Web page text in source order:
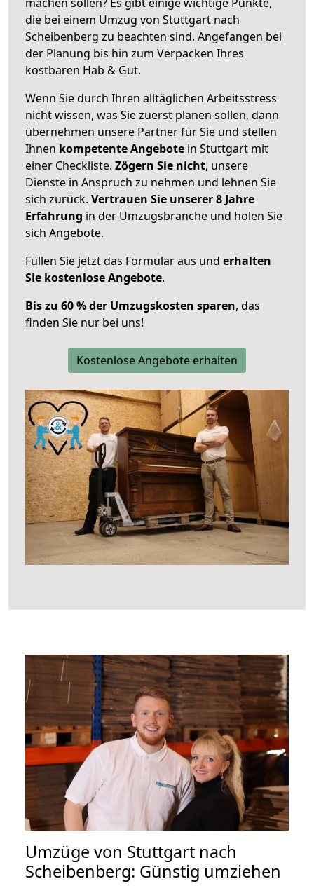
die bei einem Umzug von Stuttgart nach
Scheibenberg zu beachten sind. Angefangen bei
der Planung bis hin zum Verpacken Ihres
kostbaren Hab & Gut.
Wenn Sie durch Ihren alltäglichen Arbeitsstress
nicht wissen, was Sie zuerst planen sollen, dann
übernehmen unsere Partner für Sie und stellen
Ihnen kompetente Angebote in Stuttgart mit
einer Checkliste. Zögern Sie nicht, unsere
Dienste in Anspruch zu nehmen und lehnen Sie
sich zurück. Vertrauen Sie unserer 8 Jahre
Erfahrung in der Umzugsbranche und holen Sie
sich Angebote.
Füllen Sie jetzt das Formular aus und erhalten
Sie kostenlose Angebote.
Bis zu 60 % der Umzugskosten sparen, das
finden Sie nur bei uns!
Kostenlose Angebote erhalten
Umzüge von Stuttgart nach
Scheibenberg: Günstig umziehen